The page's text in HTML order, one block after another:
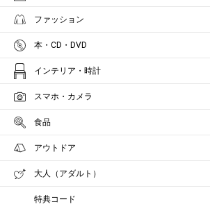
ファッション
本・CD・DVD
インテリア・時計
スマホ・カメラ
食品
アウトドア
大人（アダルト）
特典コード